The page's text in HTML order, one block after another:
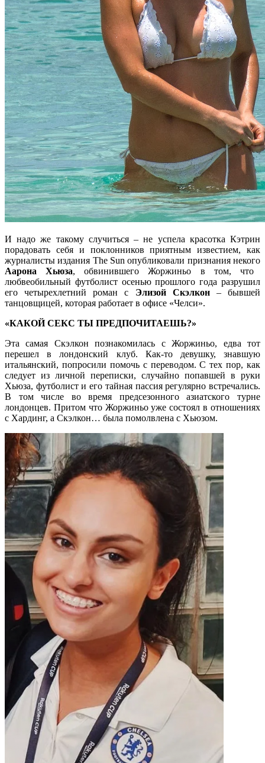
И надо же такому случиться – не успела красотка Кэтрин
порадовать себя и поклонников приятным известием, как
журналисты издания The Sun опубликовали признания некого
Аарона Хьюза, обвинившего Жоржиньо в том, что
любвеобильный футболист осенью прошлого года разрушил
его четырехлетний роман с Элизой Скэлкон– бывшей
танцовщицей, которая работает в офисе «Челси».
«КАКОЙ СЕКС ТЫ ПРЕДПОЧИТАЕШЬ?»
Эта самая Скэлкон познакомилась с Жоржиньо, едва тот
перешел в лондонский клуб. Как-то девушку, знавшую
итальянский, попросили помочь с переводом. С тех пор, как
следует из личной переписки, случайно попавшей в руки
Хьюза, футболист и его тайная пассия регулярно встречались.
В том числе во время предсезонного азиатского турне
лондонцев. Притом что Жоржиньо уже состоял в отношениях
с Хардинг, а Скэлкон… была помолвлена с Хьюзом.